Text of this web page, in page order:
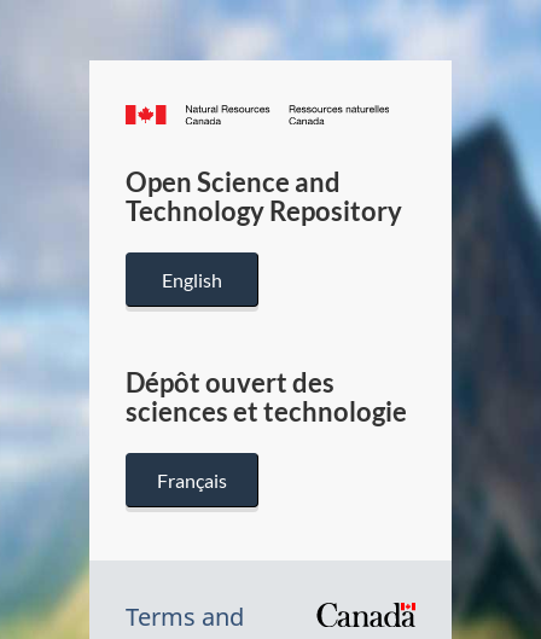
Canada.ca
/
Canada
Open Science and
Technology Repository
English
Dépôt ouvert des
sciences et technologie
Français
Terms and